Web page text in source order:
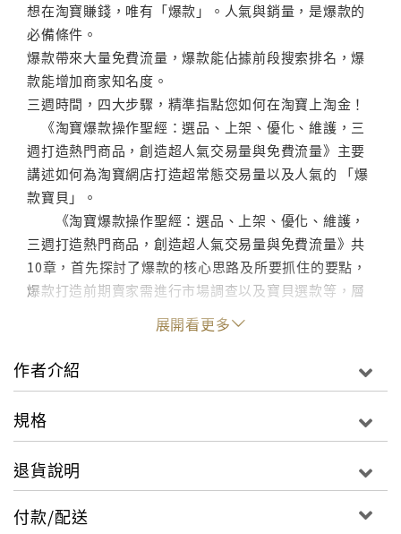
想在淘寶賺錢，唯有「爆款」。人氣與銷量，是爆款的
必備條件。
爆款帶來大量免費流量，爆款能佔據前段搜索排名，爆
款能增加商家知名度。
三週時間，四大步驟，精準指點您如何在淘寶上淘金！
《淘寶爆款操作聖經：選品、上架、優化、維護，三
週打造熱門商品，創造超人氣交易量與免費流量》主要
講述如何為淘寶網店打造超常態交易量以及人氣的 「爆
款寶貝」。
《淘寶爆款操作聖經：選品、上架、優化、維護，
三週打造熱門商品，創造超人氣交易量與免費流量》共
10章，首先探討了爆款的核心思路及所要抓住的要點，
爆款打造前期賣家需進行市場調查以及寶貝選款等，層
層深入，讓讀者對爆款的定義以及打造過程的工作有所
瞭解。其次講到爆款寶貝打造的最重要階段，在這個板
塊中系統、詳盡地介紹了很多原理以及打造的重要操作
方法，讓賣家從中受益。最後是對爆款的維護和相關事
始終，是賣家成功打造爆款的必備工具書。
三週打造熱門商品，創造超人氣交易量與免費流量》圖
爭在最短的時間內帶給閱讀此書的賣家朋友最需要的知
展開看更多
作者介紹
規格
退貨說明
付款/配送